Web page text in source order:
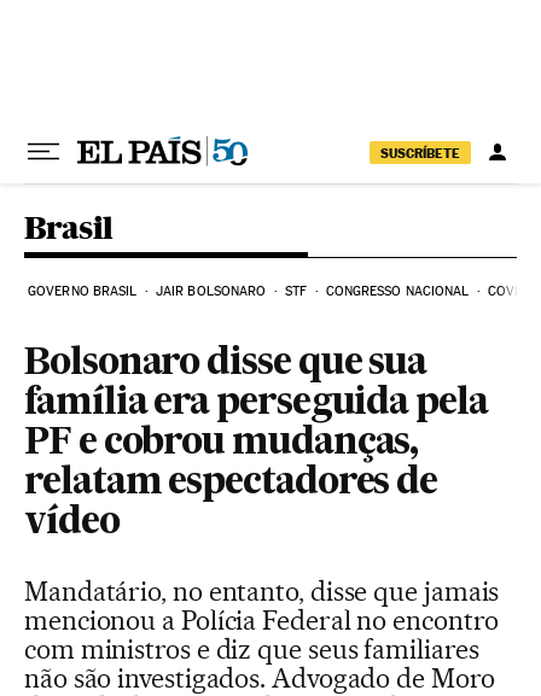
SUSCRÍBETE
Brasil
GOVERNO BRASIL JAIR BOLSONARO STF CONGRESSO NACIONAL COVID-
Bolsonaro disse que sua
família era perseguida pela
PF e cobrou mudanças,
relatam espectadores de
vídeo
Mandatário, no entanto, disse que jamais
mencionou a Polícia Federal no encontro
com ministros e diz que seus familiares
não são investigados. Advogado de Moro